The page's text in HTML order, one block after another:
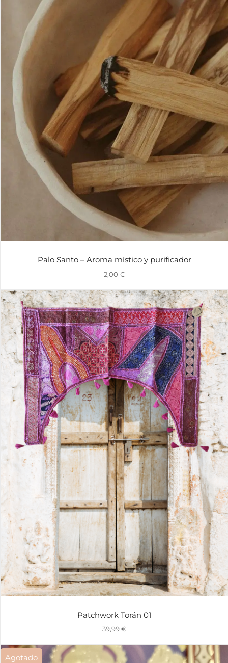
Palo Santo – Aroma místico y purificador
2,00 €
Patchwork Torán 01
39,99€
Agotado